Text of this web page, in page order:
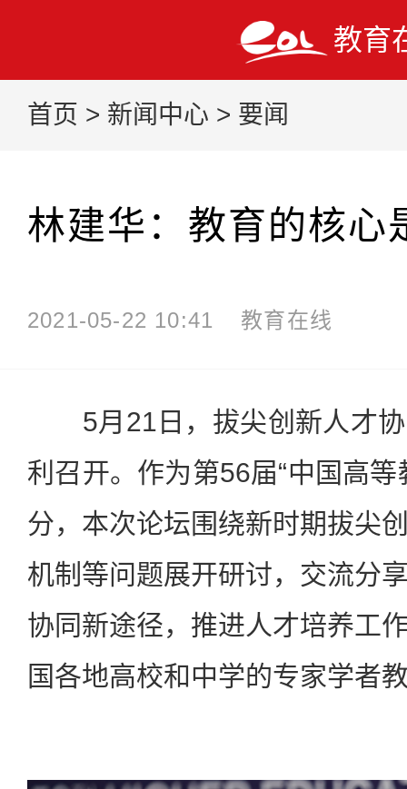
教育
首页 > 新闻中心 > 要闻
林建华：教育的核心
2021-05-22 10:41 教育在线
5月21日，拔尖创新人才协
利召开。作为第56届“中国高
分，本次论坛围绕新时期拔尖
机制等问题展开研讨，交流分
协同新途径，推进人才培养工
国各地高校和中学的专家学者